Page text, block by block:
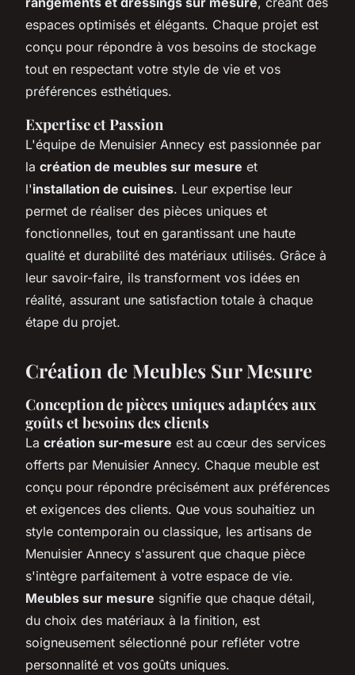
espaces optimisés et élégants. Chaque projet est
conçu pour répondre à vos besoins de stockage
tout en respectant votre style de vie et vos
préférences esthétiques.
Expertise et Passion
L'équipe de Menuisier Annecy est passionnée par
la création de meubles sur mesure et
l'installation de cuisines. Leur expertise leur
permet de réaliser des pièces uniques et
fonctionnelles, tout en garantissant une haute
qualité et durabilité des matériaux utilisés. Grâce à
leur savoir-faire, ils transforment vos idées en
réalité, assurant une satisfaction totale à chaque
étape du projet.
Création de Meubles Sur Mesure
Conception de pièces uniques adaptées aux
goûts et besoins des clients
La création sur-mesure est au cœur des services
offerts par Menuisier Annecy. Chaque meuble est
conçu pour répondre précisément aux préférences
et exigences des clients. Que vous souhaitiez un
style contemporain ou classique, les artisans de
Menuisier Annecy s'assurent que chaque pièce
s'intègre parfaitement à votre espace de vie.
Meubles sur mesure signifie que chaque détail,
du choix des matériaux à la finition, est
soigneusement sélectionné pour refléter votre
personnalité et vos goûts uniques.